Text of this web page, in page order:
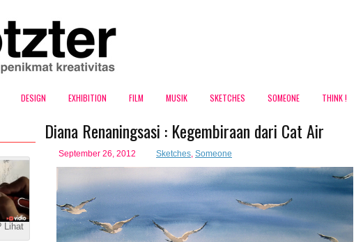
DESIGN EXHIBITION FILM MUSIK SKETCHES SOMEONE THINK !
Diana Renaningsasi : Kegembiraan dari Cat Air
September 26, 2012 Sketches, Someone
Lihat